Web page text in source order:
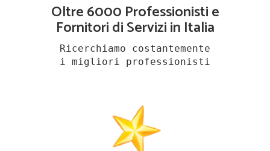
Oltre 6000 Professionisti e
Fornitori di Servizi in Italia
Ricerchiamo costantemente
i migliori professionisti